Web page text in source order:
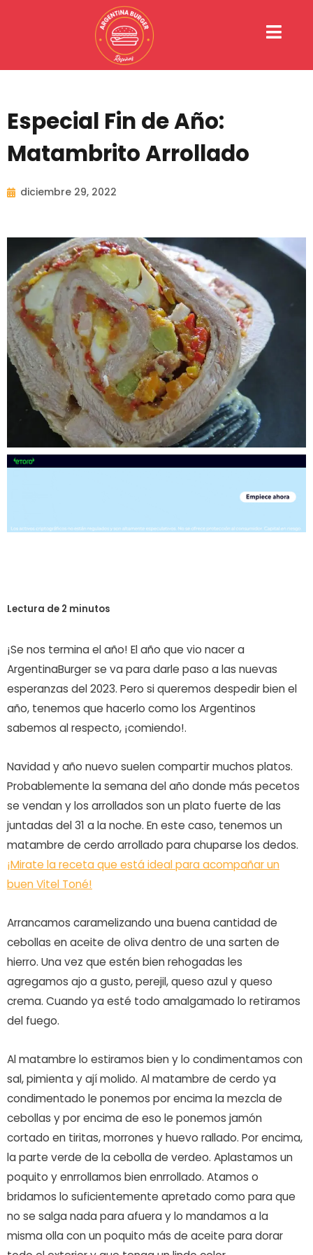
Especial Fin de Año:
Matambrito Arrollado
diciembre 29, 2022
¡Se nos termina el año! El año que vio nacer a
ArgentinaBurger se va para darle paso a las nuevas
esperanzas del 2023. Pero si queremos despedir bien el
año, tenemos que hacerlo como los Argentinos
sabemos al respecto, ¡comiendo!.
Navidad y año nuevo suelen compartir muchos platos.
Probablemente la semana del año donde más pecetos
se vendan y los arrollados son un plato fuerte de las
juntadas del 31 a la noche. En este caso, tenemos un
matambre de cerdo arrollado para chuparse los dedos.
¡Mirate la receta que está ideal para acompañar un
buen Vitel Toné!
Arrancamos caramelizando una buena cantidad de
cebollas en aceite de oliva dentro de una sarten de
hierro. Una vez que estén bien rehogadas les
agregamos ajo a gusto, perejil, queso azul y queso
crema. Cuando ya esté todo amalgamado lo retiramos
del fuego.
Al matambre lo estiramos bien y lo condimentamos con
sal, pimienta y ají molido. Al matambre de cerdo ya
condimentado le ponemos por encima la mezcla de
cebollas y por encima de eso le ponemos jamón
cortado en tiritas, morrones y huevo rallado. Por encima,
la parte verde de la cebolla de verdeo. Aplastamos un
poquito y enrrollamos bien enrrollado. Atamos o
bridamos lo suficientemente apretado como para que
no se salga nada para afuera y lo mandamos a la
misma olla con un poquito más de aceite para dorar